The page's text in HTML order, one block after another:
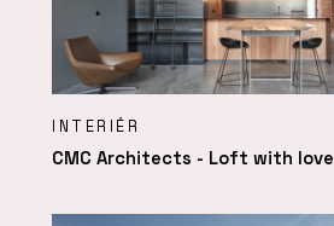
INTERIÉR
CMC Architects - Loft with love